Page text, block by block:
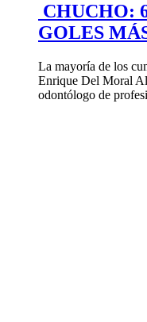
CHUCHO:
GOLES
La mayoría de los
Enrique Del Moral
odontólogo de